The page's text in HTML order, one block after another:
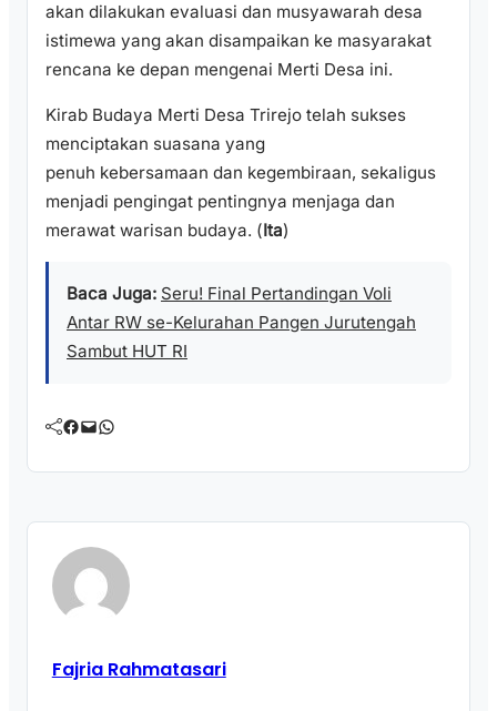
akan dilakukan evaluasi dan musyawarah desa
istimewa yang akan disampaikan ke masyarakat
rencana ke depan mengenai Merti Desa ini.
Kirab Budaya Merti Desa Trirejo telah sukses
menciptakan suasana yang
penuh kebersamaan dan kegembiraan, sekaligus
menjadi pengingat pentingnya menjaga dan
merawat warisan budaya. (Ita)
Baca Juga: Seru! Final Pertandingan Voli
Antar RW se-Kelurahan Pangen Jurutengah
Sambut HUT RI
Facebook Mail WhatsApp
Fajria Rahmatasari